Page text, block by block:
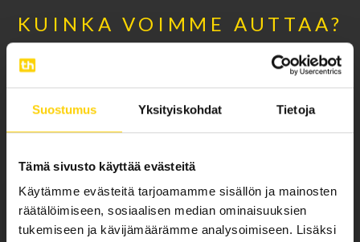
Suostumus Yksityiskohdat Tietoja
Tämä sivusto käyttää evästeitä
Käytämme evästeitä tarjoamamme sisällön ja mainosten
räätälöimiseen, sosiaalisen median ominaisuuksien
tukemiseen ja kävijämäärämme analysoimiseen. Lisäksi
KUINKA VOIMME AUTTAA?
Me Tehohydrolla tiedämme, mitä tarvitset.
Tarjoamme sinulle mielenrauhaa ja helpompaa
elämää toimittamalla kaikki hydrauliikan ja